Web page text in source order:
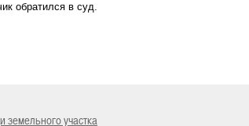
обратился в суд.
участка